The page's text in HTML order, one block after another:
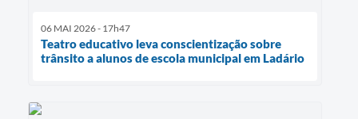
06 MAI 2026 - 17h47
Teatro educativo leva conscientização sobre
trânsito a alunos de escola municipal em Ladário